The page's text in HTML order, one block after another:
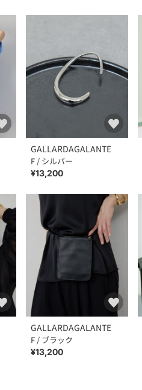
GALLARDAGALANTE
F / シルバー
¥13,200
GALLARDAGALANTE
F / ブラック
¥13,200